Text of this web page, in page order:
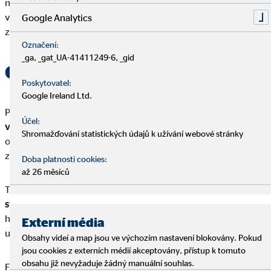
nakupování a podobně, většina lidí je ztracena. Proto má smysl
vést si pravidelně deník příjmů a výdajů, kde jsou přehledně
zaznamenány všechny měsíční finance.
Co je peněžní deník?
Peněžní (finanční) deník
výdajů. Dokumentováním svých financí v delším časovém
období zjistíte, kde nejvíce utrácíte, kolik vám každý měsíc
zbývá a kde tak můžete ušetřit.
To má několik výhod: V první řadě si vytvoříte
svých financích
hospodaření s penězi – a možná si pak dvakrát rozmyslíte, než
uděláte další impulzivní nákup.
Finanční přehled vám navíc pomůžeodhalit potenciální
Google Analytics
Označení:
_ga, _gat_UA-41411249-6, _gid
Poskytovatel:
Google Ireland Ltd.
Účel:
Shromažďování statistických údajů k užívání webové stránky
Doba platnosti cookies:
až 26 měsíců
Externí média
Obsahy videí a map jsou ve výchozím nastavení blokovány. Pokud
jsou cookies z externích médií akceptovány, přístup k tomuto
obsahu již nevyžaduje žádný manuální souhlas.